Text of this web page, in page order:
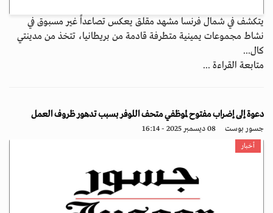
يتكشف في شمال فرنسا مشهد مقلق يعكس تصاعداً غير مسبوق في
نشاط مجموعات يمينية متطرفة قادمة من بريطانيا، تتخذ من مدينتي
كال...
متابعة القراءة ...
دعوة إلى إضراب مفتوح لموظفي متحف اللوفر بسبب تدهور ظروف العمل
جسور بوست 08 ديسمبر 2025 - 16:14
أخبار